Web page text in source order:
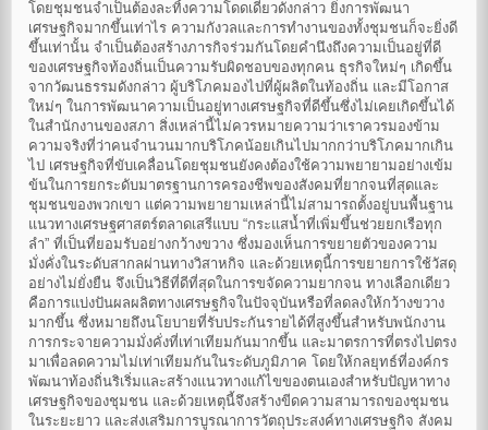
โดยชุมชนจำเป็นต้องละทิ้งความโดดเดี่ยวดังกล่าว ยิ่งการพัฒนา
เศรษฐกิจมากขึ้นเท่าไร ความกังวลและการทำงานของทั้งชุมชนก็จะยิ่งดี
ขึ้นเท่านั้น จำเป็นต้องสร้างภารกิจร่วมกันโดยคำนึงถึงความเป็นอยู่ที่ดี
ของเศรษฐกิจท้องถิ่นเป็นความรับผิดชอบของทุกคน ธุรกิจใหม่ๆ เกิดขึ้น
จากวัฒนธรรมดังกล่าว ผู้บริโภคมองไปที่ผู้ผลิตในท้องถิ่น และมีโอกาส
ใหม่ๆ ในการพัฒนาความเป็นอยู่ทางเศรษฐกิจที่ดีขึ้นซึ่งไม่เคยเกิดขึ้นได้
ในสำนักงานของสภา สิ่งเหล่านี้ไม่ควรหมายความว่าเราควรมองข้าม
ความจริงที่ว่าคนจำนวนมากบริโภคน้อยเกินไปมากกว่าบริโภคมากเกิน
ไป เศรษฐกิจที่ขับเคลื่อนโดยชุมชนยังคงต้องใช้ความพยายามอย่างเข้ม
ข้นในการยกระดับมาตรฐานการครองชีพของสังคมที่ยากจนที่สุดและ
ชุมชนของพวกเขา แต่ความพยายามเหล่านี้ไม่สามารถตั้งอยู่บนพื้นฐาน
แนวทางเศรษฐศาสตร์ตลาดเสรีแบบ “กระแสน้ำที่เพิ่มขึ้นช่วยยกเรือทุก
ลำ” ที่เป็นที่ยอมรับอย่างกว้างขวาง ซึ่งมองเห็นการขยายตัวของความ
มั่งคั่งในระดับสากลผ่านทางวิสาหกิจ และด้วยเหตุนี้การขยายการใช้วัสดุ
อย่างไม่ยั่งยืน จึงเป็นวิธีที่ดีที่สุดในการขจัดความยากจน ทางเลือกเดียว
คือการแบ่งปันผลผลิตทางเศรษฐกิจในปัจจุบันหรือที่ลดลงให้กว้างขวาง
มากขึ้น ซึ่งหมายถึงนโยบายที่รับประกันรายได้ที่สูงขึ้นสำหรับพนักงาน
การกระจายความมั่งคั่งที่เท่าเทียมกันมากขึ้น และมาตรการที่ตรงไปตรง
มาเพื่อลดความไม่เท่าเทียมกันในระดับภูมิภาค โดยให้กลยุทธ์ที่องค์กร
พัฒนาท้องถิ่นริเริ่มและสร้างแนวทางแก้ไขของตนเองสำหรับปัญหาทาง
เศรษฐกิจของชุมชน และด้วยเหตุนี้จึงสร้างขีดความสามารถของชุมชน
ในระยะยาว และส่งเสริมการบูรณาการวัตถุประสงค์ทางเศรษฐกิจ สังคม